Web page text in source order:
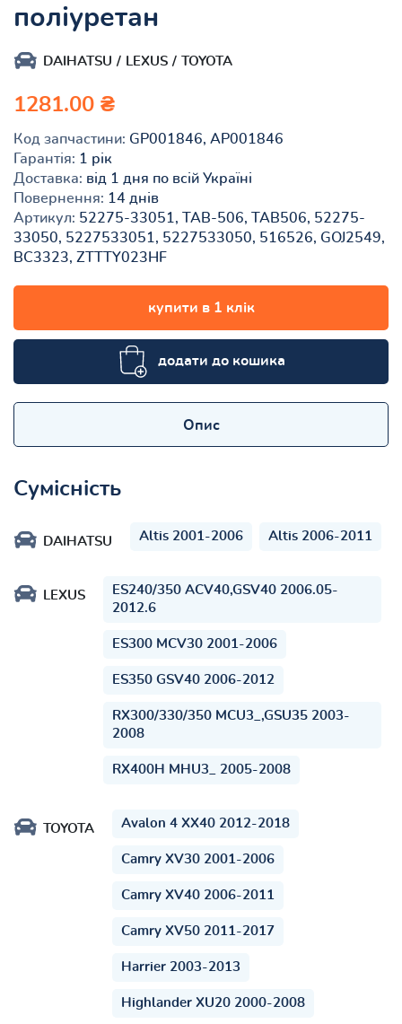
поліуретан
DAIHATSU LEXUS TOYOTA
1281.00 ₴
Код запчастини: GP001846, AP001846
Гарантія: 1 рік
Доставка: від 1 дня по всій Україні
Повернення: 14 днів
Артикул: 52275-33051, TAB-506, TAB506, 52275-
33050, 5227533051, 5227533050, 516526, GOJ2549,
BC3323, ZTTTY023HF
купити в 1 клік
додати до кошика
Опис
Сумісність
DAIHATSU Altis 2001-2006 Altis 2006-2011
LEXUS
ES240/350 ACV40,GSV40 2006.05-
2012.6
ES300 MCV30 2001-2006
ES350 GSV40 2006-2012
RX300/330/350 MCU3_,GSU35 2003-
2008
RX400H MHU3_ 2005-2008
TOYOTA Avalon 4 XX40 2012-2018
Camry XV30 2001-2006
Camry XV40 2006-2011
Camry XV50 2011-2017
Harrier 2003-2013
Highlander XU20 2000-2008